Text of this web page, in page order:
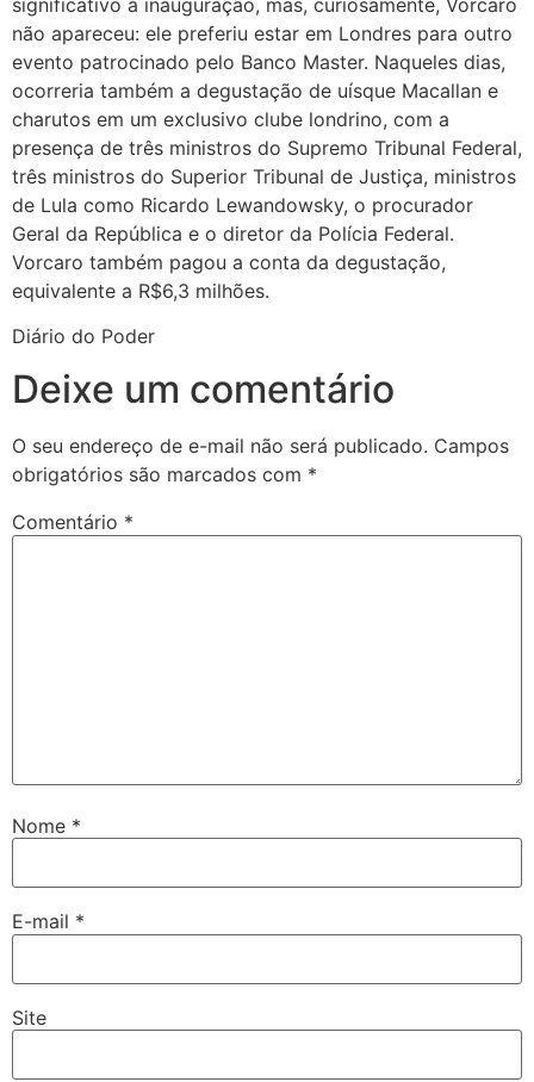
não apareceu: ele preferiu estar em Londres para outro
evento patrocinado pelo Banco Master. Naqueles dias,
ocorreria também a degustação de uísque Macallan e
charutos em um exclusivo clube londrino, com a
presença de três ministros do Supremo Tribunal Federal,
três ministros do Superior Tribunal de Justiça, ministros
de Lula como Ricardo Lewandowsky, o procurador
Geral da República e o diretor da Polícia Federal.
Vorcaro também pagou a conta da degustação,
equivalente a R$6,3 milhões.
Diário do Poder
Deixe um comentário
O seu endereço de e-mail não será publicado. Campos
obrigatórios são marcados com *
Comentário *
Nome *
E-mail *
Site